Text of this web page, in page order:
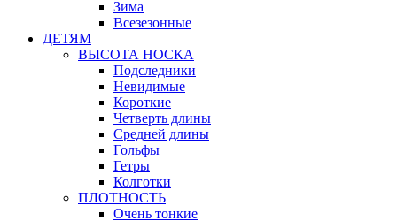
Зима
Всезезонные
ДЕТЯМ
ВЫСОТА НОСКА
Подследники
Невидимые
Короткие
Четверть длины
Средней длины
Гольфы
Гетры
Колготки
ПЛОТНОСТЬ
Очень тонкие